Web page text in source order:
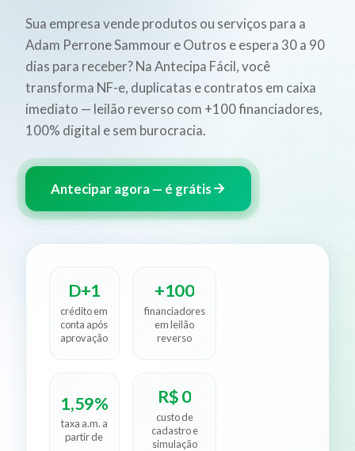
Sua empresa vende produtos ou serviços para a
Adam Perrone Sammour e Outros e espera 30 a 90
dias para receber? Na Antecipa Fácil, você
transforma NF-e, duplicatas e contratos em caixa
imediato — leilão reverso com +100 financiadores,
100% digital e sem burocracia.
Antecipar agora — é grátis
D+1
crédito em
conta após
aprovação
+100
financiadores
em leilão
reverso
1,59%
taxa a.m. a
partir de
R$ 0
custo de
cadastro e
simulação